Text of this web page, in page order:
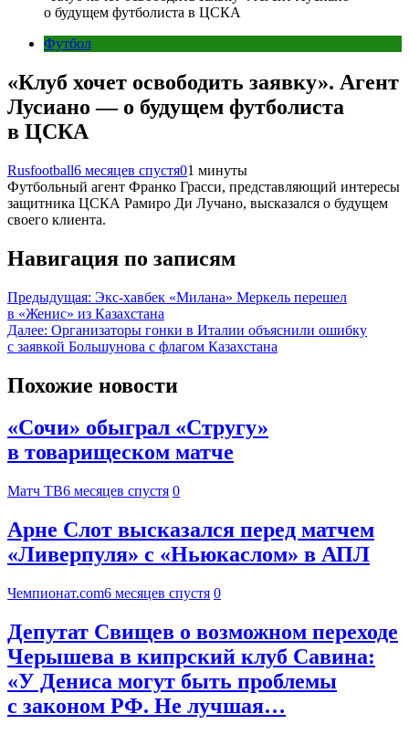
о будущем футболиста в ЦСКА
Футбол
«Клуб хочет освободить заявку». Агент
Лусиано — о будущем футболиста
в ЦСКА
Rusfootball6 месяцев спустя01 минуты
Футбольный агент Франко Грасси, представляющий интересы
защитника ЦСКА Рамиро Ди Лучано, высказался о будущем
своего клиента.
Навигация по записям
Предыдущая: Экс-хавбек «Милана» Меркель перешел
в «Женис» из Казахстана
Далее: Организаторы гонки в Италии объяснили ошибку
с заявкой Большунова с флагом Казахстана
Похожие новости
«Сочи» обыграл «Стругу»
в товарищеском матче
Матч ТВ6 месяцев спустя 0
Арне Слот высказался перед матчем
«Ливерпуля» с «Ньюкаслом» в АПЛ
Чемпионат.com6 месяцев спустя 0
Депутат Свищев о возможном переходе
Черышева в кипрский клуб Савина:
«У Дениса могут быть проблемы
с законом РФ. Не лучшая…